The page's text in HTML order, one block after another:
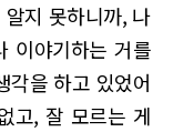
지 못하니까, 나
이야기하는 거를
각을 하고 있었어
고, 잘 모르는 게